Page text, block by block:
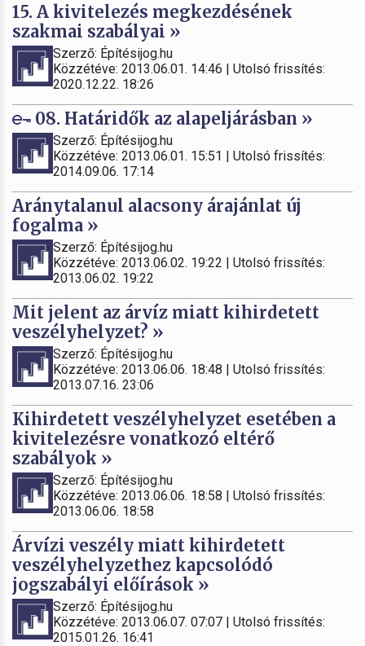
15. A kivitelezés megkezdésének
szakmai szabályai »
Szerző: Építésijog.hu
Közzétéve: 2013.06.01. 14:46 | Utolsó frissítés:
2020.12.22. 18:26
08. Határidők az alapeljárásban »
Szerző: Építésijog.hu
Közzétéve: 2013.06.01. 15:51 | Utolsó frissítés:
2014.09.06. 17:14
Aránytalanul alacsony árajánlat új
fogalma »
Szerző: Építésijog.hu
Közzétéve: 2013.06.02. 19:22 | Utolsó frissítés:
2013.06.02. 19:22
Mit jelent az árvíz miatt kihirdetett
veszélyhelyzet? »
Szerző: Építésijog.hu
Közzétéve: 2013.06.06. 18:48 | Utolsó frissítés:
2013.07.16. 23:06
Kihirdetett veszélyhelyzet esetében a
kivitelezésre vonatkozó eltérő
szabályok »
Szerző: Építésijog.hu
Közzétéve: 2013.06.06. 18:58 | Utolsó frissítés:
2013.06.06. 18:58
Árvízi veszély miatt kihirdetett
veszélyhelyzethez kapcsolódó
jogszabályi előírások »
Szerző: Építésijog.hu
Közzétéve: 2013.06.07. 07:07 | Utolsó frissítés:
2015.01.26. 16:41